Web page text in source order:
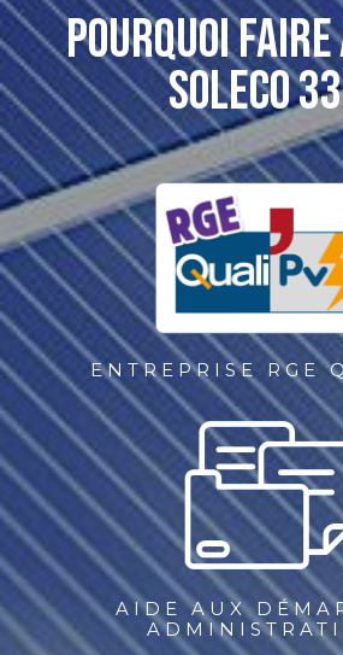
Pourquoi faire
soleco
ENTREPRISE RGE
AIDE AUX